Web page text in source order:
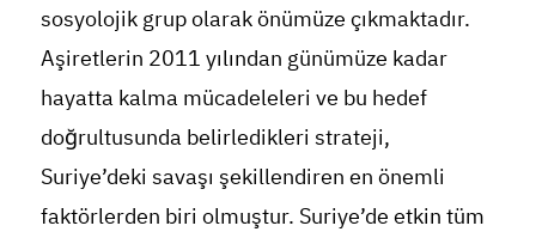
sosyolojik grup olarak önümüze çıkmaktadır.
Aşiretlerin 2011 yılından günümüze kadar
hayatta kalma mücadeleleri ve bu hedef
doğrultusunda belirledikleri strateji,
Suriye’deki savaşı şekillendiren en önemli
faktörlerden biri olmuştur. Suriye’de etkin tüm